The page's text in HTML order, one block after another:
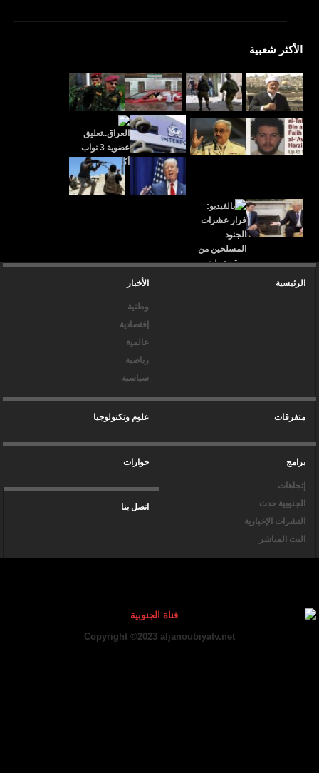
الأكثر شعبية
الرئيسية الأخبار
وطنية
إقتصادية
عالمية
رياضية
سياسية
متفرقات علوم وتكنولوجيا
برامج
إتجاهات
الجنوبية حدث
النشرات الإخبارية
البث المباشر
حوارات
اتصل بنا
Copyright ©2023 aljanoubiyatv.net